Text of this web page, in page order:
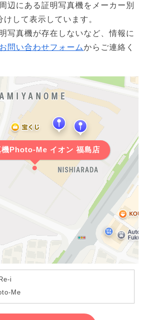
辺にある証明写真機をメーカー別
して表示しています。
写真機が存在しないなど、情報に
お問い合わせフォームからご連絡く
機Photo-Me イオン 福島店
i
Me